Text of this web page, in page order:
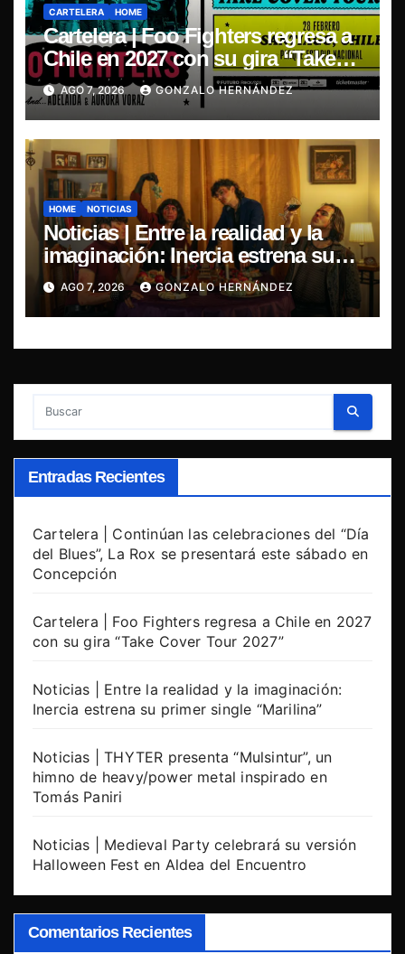
CARTELERA HOME
Cartelera | Foo Fighters regresa a
Chile en 2027 con su gira “Take
Cover Tour 2027”
AGO 7, 2026 GONZALO HERNÁNDEZ
HOME NOTICIAS
Noticias | Entre la realidad y la
imaginación: Inercia estrena su
primer single “Marilina”
AGO 7, 2026 GONZALO HERNÁNDEZ
Entradas Recientes
Cartelera | Continúan las celebraciones del “Día
del Blues”, La Rox se presentará este sábado en
Concepción
Cartelera | Foo Fighters regresa a Chile en 2027
con su gira “Take Cover Tour 2027”
Noticias | Entre la realidad y la imaginación:
Inercia estrena su primer single “Marilina”
Noticias | THYTER presenta “Mulsintur”, un
himno de heavy/power metal inspirado en
Tomás Paniri
Noticias | Medieval Party celebrará su versión
Halloween Fest en Aldea del Encuentro
Comentarios Recientes